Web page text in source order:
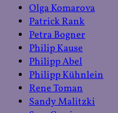
Olga Komarova
Patrick Rank
Petra Bogner
Philip Kause
Philipp Abel
Philipp Kühnlein
Rene Toman
Sandy Malitzki